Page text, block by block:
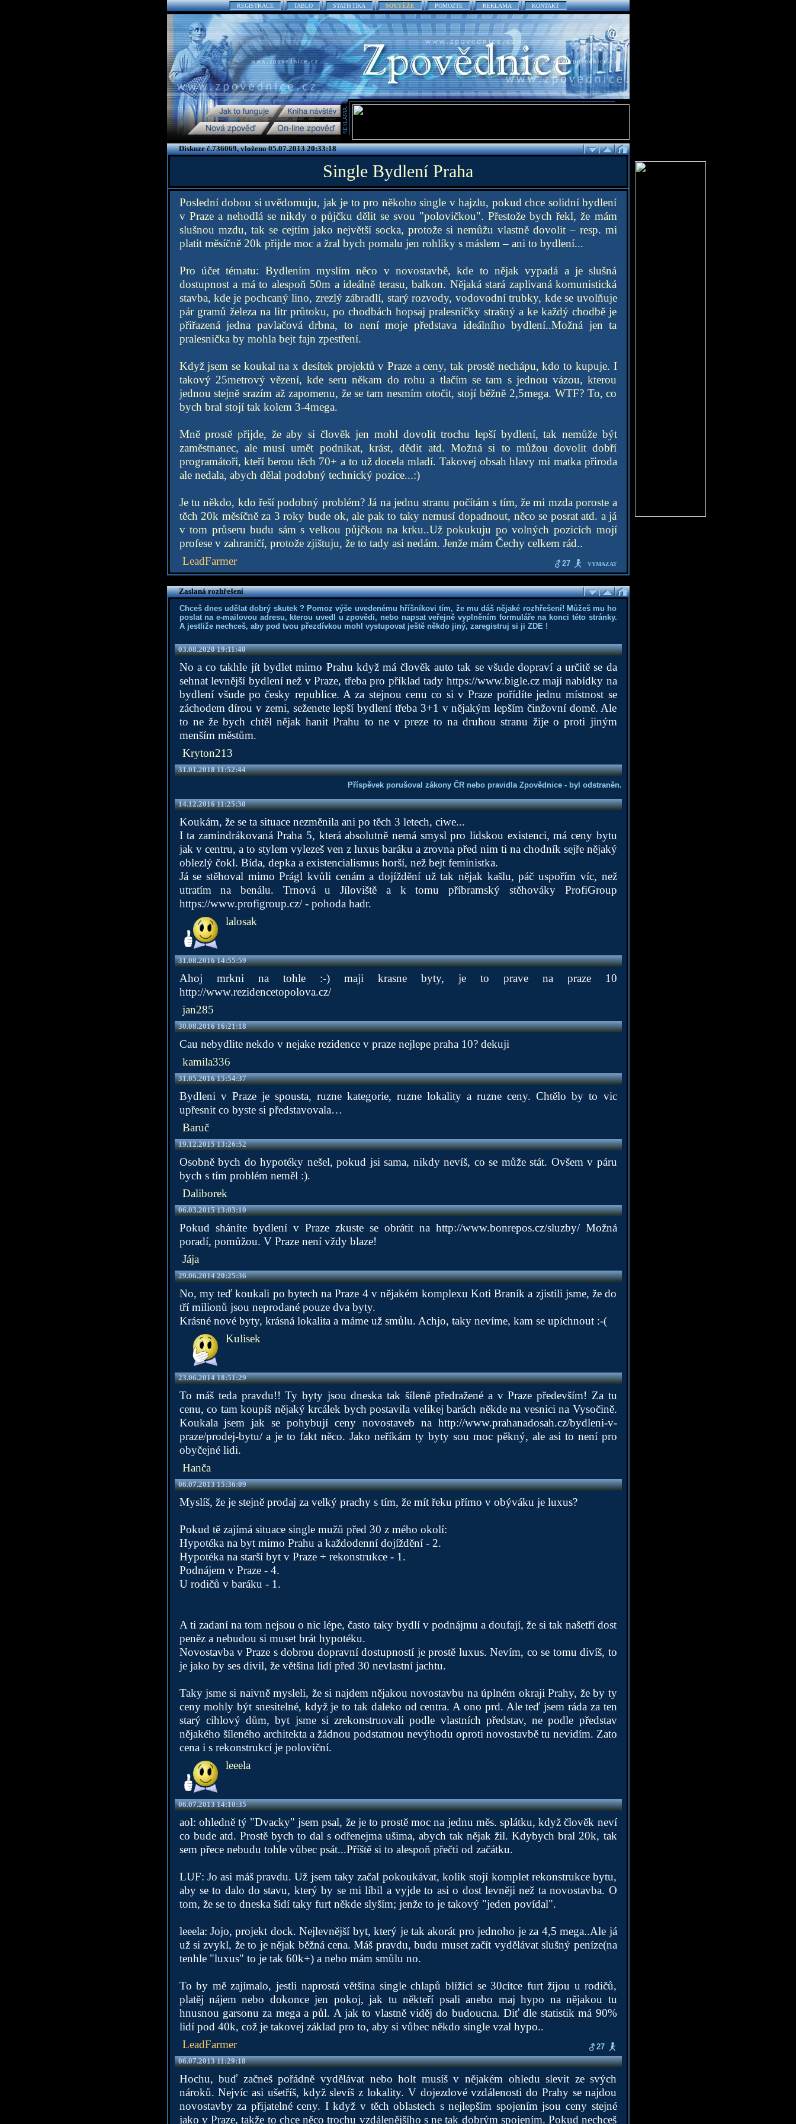
REGISTRACE TABLO STATISTIKA SOUTĚŽE POMOZTE REKLAMA KONTAKT
Diskuze č.736069, vloženo 05.07.2013 20:33:18
Single Bydlení Praha
Poslední dobou si uvědomuju, jak je to pro někoho single v hajzlu, pokud chce solidní bydlení
v Praze a nehodlá se nikdy o půjčku dělit se svou "polovičkou". Přestože bych řekl, že mám
slušnou mzdu, tak se cejtím jako největší socka, protože si nemůžu vlastně dovolit – resp. mi
platit měsíčně 20k přijde moc a žral bych pomalu jen rohlíky s máslem – ani to bydlení...
Pro účet tématu: Bydlením myslím něco v novostavbě, kde to nějak vypadá a je slušná
dostupnost a má to alespoň 50m a ideálně terasu, balkon. Nějaká stará zaplivaná komunistická
stavba, kde je pochcaný lino, zrezlý zábradlí, starý rozvody, vodovodní trubky, kde se uvolňuje
pár gramů železa na litr průtoku, po chodbách hopsaj pralesničky strašný a ke každý chodbě je
přiřazená jedna pavlačová drbna, to není moje představa ideálního bydlení..Možná jen ta
pralesnička by mohla bejt fajn zpestření.
Když jsem se koukal na x desítek projektů v Praze a ceny, tak prostě nechápu, kdo to kupuje. I
takový 25metrový vězení, kde seru někam do rohu a tlačím se tam s jednou vázou, kterou
jednou stejně srazím až zapomenu, že se tam nesmím otočit, stojí běžně 2,5mega. WTF? To, co
bych bral stojí tak kolem 3-4mega.
Mně prostě přijde, že aby si člověk jen mohl dovolit trochu lepší bydlení, tak nemůže být
zaměstnanec, ale musí umět podnikat, krást, dědit atd. Možná si to můžou dovolit dobří
programátoři, kteří berou těch 70+ a to už docela mladí. Takovej obsah hlavy mi matka přiroda
ale nedala, abych dělal podobný technický pozice...:)
Je tu někdo, kdo řeší podobný problém? Já na jednu stranu počítám s tím, že mi mzda poroste a
těch 20k měsíčně za 3 roky bude ok, ale pak to taky nemusí dopadnout, něco se posrat atd. a já
v tom průseru budu sám s velkou půjčkou na krku..Už pokukuju po volných pozicích mojí
profese v zahraničí, protože zjištuju, že to tady asi nedám. Jenže mám Čechy celkem rád..
LeadFarmer
27 VYMAZAT
Zaslaná rozhřešení
Chceš dnes udělat dobrý skutek ? Pomoz výše uvedenému hříšníkovi tím, že mu dáš nějaké rozhřešení! Můžeš mu ho
poslat na e-mailovou adresu, kterou uvedl u zpovědi, nebo napsat veřejně vyplněním formuláře na konci této stránky.
A jestliže nechceš, aby pod tvou přezdívkou mohl vystupovat ještě někdo jiný, zaregistruj si ji ZDE!
03.08.2020 19:11:40
No a co takhle jít bydlet mimo Prahu když má člověk auto tak se všude dopraví a určitě se da
sehnat levnější bydlení než v Praze, třeba pro příklad tady https://www.bigle.czmají nabídky na
bydlení všude po česky republice. A za stejnou cenu co si v Praze pořídíte jednu místnost se
záchodem dírou v zemi, seženete lepší bydlení třeba 3+1 v nějakým lepším činžovní domě. Ale
to ne že bych chtěl nějak hanit Prahu to ne v preze to na druhou stranu žije o proti jiným
menším městům.
Kryton213
31.01.2018 11:52:44
Příspěvek porušoval zákony ČR nebo pravidla Zpovědnice - byl odstraněn.
14.12.2016 11:25:30
Koukám, že se ta situace nezměnila ani po těch 3 letech, ciwe...
I ta zamindrákovaná Praha 5, která absolutně nemá smysl pro lidskou existenci, má ceny bytu
jak v centru, a to stylem vylezeš ven z luxus baráku a zrovna před nim ti na chodník sejře nějaký
oblezlý čokl. Bída, depka a existencialismus horší, než bejt feministka.
Já se stěhoval mimo Prágl kvůli cenám a dojíždění už tak nějak kašlu, páč uspořím víc, než
utratím na benálu. Trnová u Jíloviště a k tomu příbramský stěhováky ProfiGroup
https://www.profigroup.cz/- pohoda hadr.
lalosak
31.08.2016 14:55:59
Ahoj mrkni na tohle :-) maji krasne byty, je to prave na praze 10
http://www.rezidencetopolova.cz/
jan285
30.08.2016 16:21:18
Cau nebydlite nekdo v nejake rezidence v praze nejlepe praha 10? dekuji
kamila336
31.05.2016 15:54:37
Bydleni v Praze je spousta, ruzne kategorie, ruzne lokality a ruzne ceny. Chtělo by to vic
upřesnit co byste si představovala…
Baruč
19.12.2015 13:26:52
Osobně bych do hypotéky nešel, pokud jsi sama, nikdy nevíš, co se může stát. Ovšem v páru
bych s tím problém neměl :).
Daliborek
06.03.2015 13:03:10
Pokud sháníte bydlení v Praze zkuste se obrátit na http://www.bonrepos.cz/sluzby/ Možná
poradí, pomůžou. V Praze není vždy blaze!
Jája
29.06.2014 20:25:36
No, my teď koukali po bytech na Praze 4 v nějakém komplexu Koti Braník a zjistili jsme, že do
tří milionů jsou neprodané pouze dva byty.
Krásné nové byty, krásná lokalita a máme už smůlu. Achjo, taky nevíme, kam se upíchnout :-(
Kulisek
23.06.2014 18:51:29
To máš teda pravdu!! Ty byty jsou dneska tak šíleně předražené a v Praze především! Za tu
cenu, co tam koupíš nějaký krcálek bych postavila velikej barách někde na vesnici na Vysočině.
Koukala jsem jak se pohybují ceny novostaveb na http://www.prahanadosah.cz/bydleni-v-
praze/prodej-bytu/a je to fakt něco. Jako neříkám ty byty sou moc pěkný, ale asi to není pro
obyčejné lidi.
Hanča
06.07.2013 15:36:09
Myslíš, že je stejně prodaj za velký prachy s tím, že mít řeku přímo v obýváku je luxus?
Pokud tě zajímá situace single mužů před 30 z mého okolí:
Hypotéka na byt mimo Prahu a každodenní dojíždění - 2.
Hypotéka na starší byt v Praze + rekonstrukce - 1.
Podnájem v Praze - 4.
U rodičů v baráku - 1.
A ti zadaní na tom nejsou o nic lépe, často taky bydlí v podnájmu a doufají, že si tak našetří dost
peněz a nebudou si muset brát hypotéku.
Novostavba v Praze s dobrou dopravní dostupností je prostě luxus. Nevím, co se tomu divíš, to
je jako by ses divil, že většina lidí před 30 nevlastní jachtu.
Taky jsme si naivně mysleli, že si najdem nějakou novostavbu na úplném okraji Prahy, že by ty
ceny mohly být snesitelné, když je to tak daleko od centra. A ono prd. Ale teď jsem ráda za ten
starý cihlový dům, byt jsme si zrekonstruovali podle vlastních představ, ne podle představ
nějakého šíleného architekta a žádnou podstatnou nevýhodu oproti novostavbě tu nevidím. Zato
cena i s rekonstrukcí je poloviční.
leeela
06.07.2013 14:10:35
aol: ohledně tý "Dvacky" jsem psal, že je to prostě moc na jednu měs. splátku, když člověk neví
co bude atd. Prostě bych to dal s odřenejma ušima, abych tak nějak žil. Kdybych bral 20k, tak
sem přece nebudu tohle vůbec psát...Příště si to alespoň přečti od začátku.
LUF: Jo asi máš pravdu. Už jsem taky začal pokoukávat, kolik stojí komplet rekonstrukce bytu,
aby se to dalo do stavu, který by se mi líbil a vyjde to asi o dost levněji než ta novostavba. O
tom, že se to dneska šidí taky furt někde slyším; jenže to je takový "jeden povídal".
leeela: Jojo, projekt dock. Nejlevnější byt, který je tak akorát pro jednoho je za 4,5 mega..Ale já
už si zvykl, že to je nějak běžná cena. Máš pravdu, budu muset začít vydělávat slušný peníze(na
tenhle "luxus" to je tak 60k+) a nebo mám smůlu no.
To by mě zajímalo, jestli naprostá většina single chlapů blížící se 30cítce furt žijou u rodičů,
platěj nájem nebo dokonce jen pokoj, jak tu někteří psali anebo maj hypo na nějakou tu
hnusnou garsonu za mega a půl. A jak to vlastně viděj do budoucna. Diť dle statistik má 90%
lidí pod 40k, což je takovej základ pro to, aby si vůbec někdo single vzal hypo..
LeadFarmer
27
06.07.2013 11:29:18
Hochu, buď začneš pořádně vydělávat nebo holt musíš v nějakém ohledu slevit ze svých
nároků. Nejvíc asi ušetříš, když slevíš z lokality. V dojezdové vzdálenosti do Prahy se najdou
novostavby za přijatelné ceny. I když v těch oblastech s nejlepším spojením jsou ceny stejné
jako v Praze, takže to chce něco trochu vzdálenějšího s ne tak dobrým spojením. Pokud nechceš